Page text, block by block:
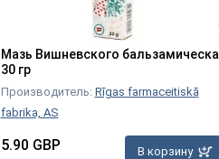
Мазь Вишневского
30 гр
Производитель: Rīgas farmaceitiskā
fabrika, AS
5.90 GBP В корзину